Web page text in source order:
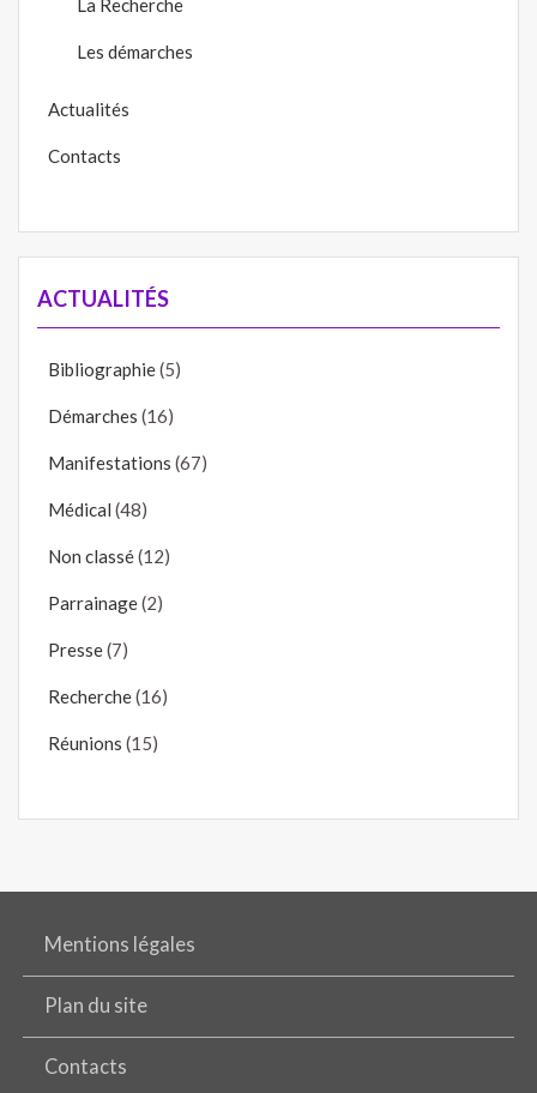
La Recherche
Les démarches
Actualités
Contacts
ACTUALITÉS
Bibliographie(5)
Démarches (16)
Manifestations (67)
Médical (48)
Non classé(12)
Parrainage(2)
Presse(7)
Recherche(16)
Réunions (15)
Mentions légales
Plan du site
Contacts